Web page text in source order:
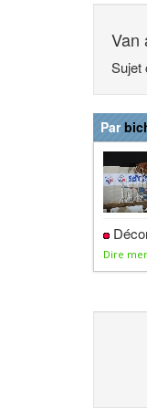
Van
Sujet
Par
Dire